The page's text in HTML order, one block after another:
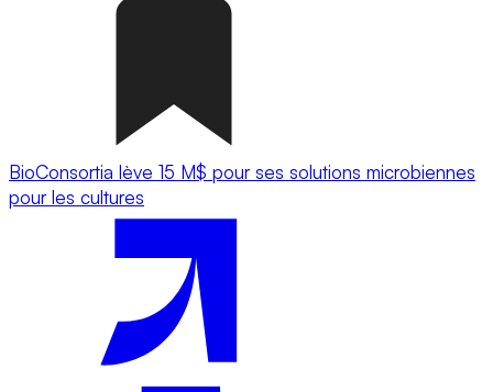
BioConsortia lève 15 M$ pour ses solutions microbiennes
pour les cultures